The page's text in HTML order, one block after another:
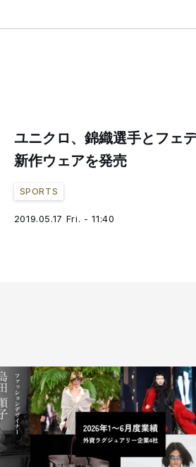
ユニクロ、錦織選手とフェ
新作ウェアを発売
SPORTS
2019.05.17 Fri. - 11:40